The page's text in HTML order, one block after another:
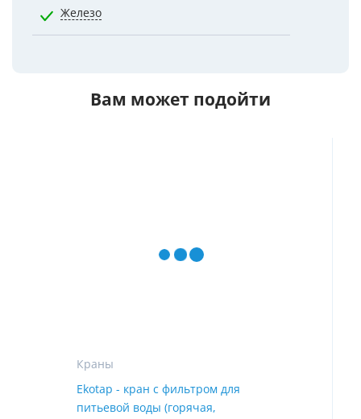
Железо
Вам может подойти
Краны
Ekotap - кран с фильтром для
питьевой воды (горячая,